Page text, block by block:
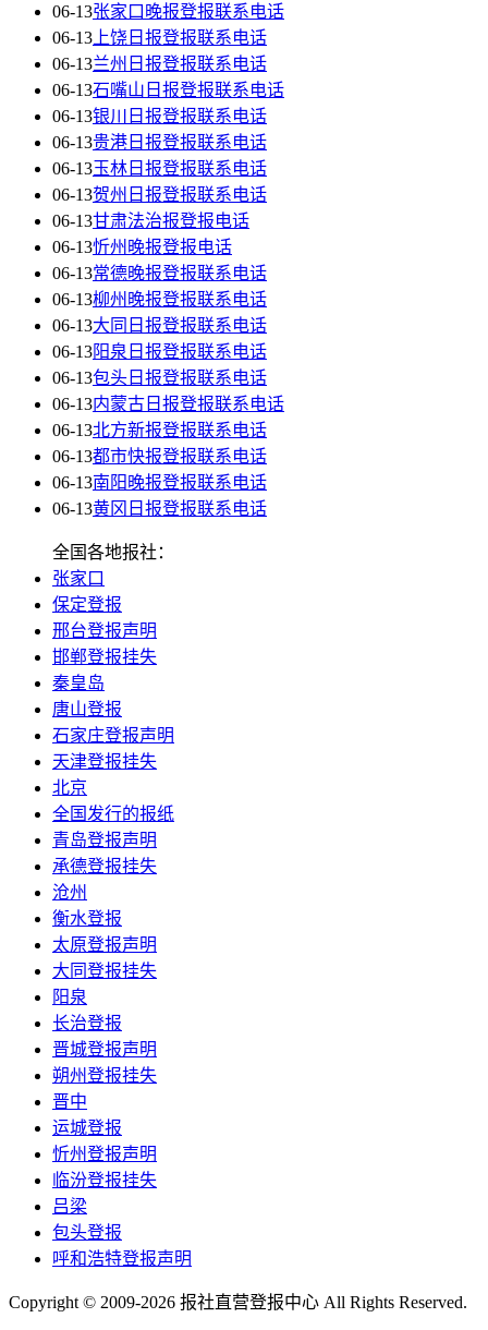
06-13张家口晚报登报联系电话
06-13 上饶日报登报联系电话
06-13兰州日报登报联系电话
06-13石嘴山日报登报联系电话
06-13银川日报登报联系电话
06-13贵港日报登报联系电话
06-13玉林日报登报联系电话
06-13贺州日报登报联系电话
06-13甘肃法治报登报电话
06-13忻州晚报登报电话
06-13常德晚报登报联系电话
06-13柳州晚报登报联系电话
06-13大同日报登报联系电话
06-13阳泉日报登报联系电话
06-13包头日报登报联系电话
06-13内蒙古日报登报联系电话
06-13北方新报登报联系电话
06-13都市快报登报联系电话
06-13南阳晚报登报联系电话
06-13黄冈日报登报联系电话
全国各地报社：
张家口
保定登报
邢台登报声明
邯郸登报挂失
秦皇岛
唐山登报
石家庄登报声明
天津登报挂失
北京
全国发行的报纸
青岛登报声明
承德登报挂失
沧州
衡水登报
太原登报声明
大同登报挂失
阳泉
长治登报
晋城登报声明
朔州登报挂失
晋中
运城登报
忻州登报声明
临汾登报挂失
吕梁
包头登报
呼和浩特登报声明
Copyright © 2009-2026 报社直营登报中心 All Rights Reserved.